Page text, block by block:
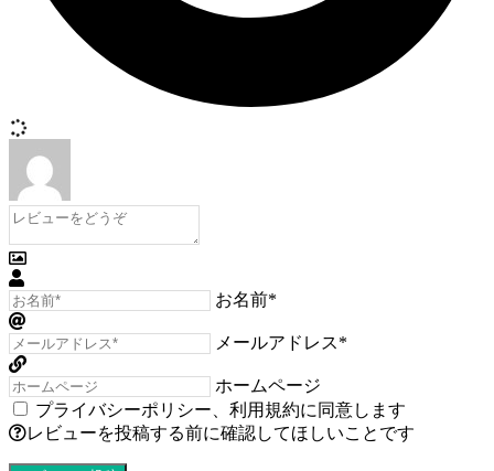
お名前*
メールアドレス*
ホームページ
プライバシーポリシー
利用規約に同意します
レビューを投稿する前に確認してほしいことです